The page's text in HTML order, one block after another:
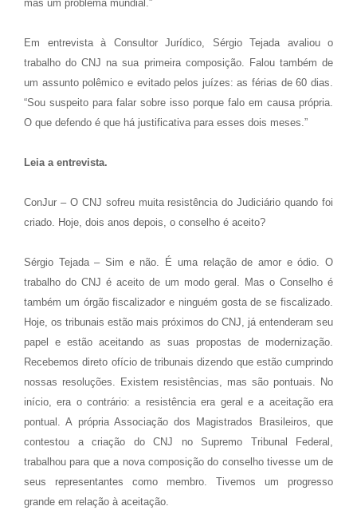
mas um problema mundial.”
Em entrevista à Consultor Jurídico, Sérgio Tejada avaliou o
trabalho do CNJ na sua primeira composição. Falou também de
um assunto polêmico e evitado pelos juízes: as férias de 60 dias.
“Sou suspeito para falar sobre isso porque falo em causa própria.
O que defendo é que há justificativa para esses dois meses.”
Leia a entrevista.
ConJur – O CNJ sofreu muita resistência do Judiciário quando foi
criado. Hoje, dois anos depois, o conselho é aceito?
Sérgio Tejada – Sim e não. É uma relação de amor e ódio. O
trabalho do CNJ é aceito de um modo geral. Mas o Conselho é
também um órgão fiscalizador e ninguém gosta de se fiscalizado.
Hoje, os tribunais estão mais próximos do CNJ, já entenderam seu
papel e estão aceitando as suas propostas de modernização.
Recebemos direto ofício de tribunais dizendo que estão cumprindo
nossas resoluções. Existem resistências, mas são pontuais. No
início, era o contrário: a resistência era geral e a aceitação era
pontual. A própria Associação dos Magistrados Brasileiros, que
contestou a criação do CNJ no Supremo Tribunal Federal,
trabalhou para que a nova composição do conselho tivesse um de
seus representantes como membro. Tivemos um progresso
grande em relação à aceitação.